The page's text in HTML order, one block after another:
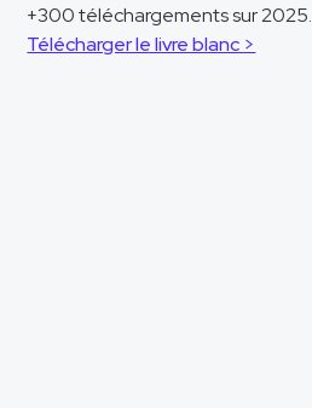
+300 téléchargements sur 2025.
Télécharger le livre blanc >